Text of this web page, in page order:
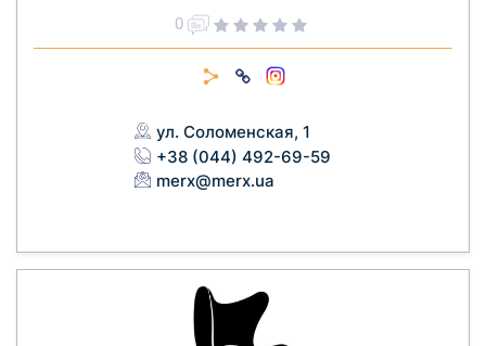
0
ул. Соломенская, 1
+38 (044) 492-69-59
merx@merx.ua